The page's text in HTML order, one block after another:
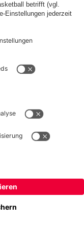
Barrierefreiheit
Kontakt